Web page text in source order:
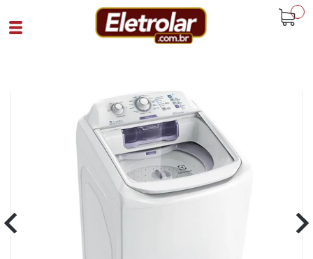
Home Eletrodomésticos Lavadoras
Lavadora De Roupas 10.5K Lac11 Elux
SKU 104927|4|1